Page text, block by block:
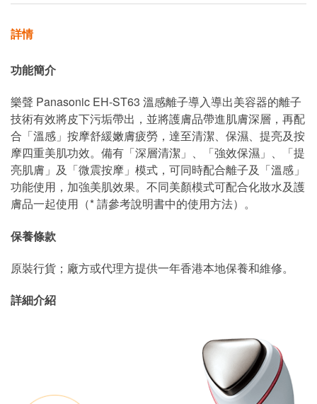
詳情
功能簡介
樂聲 Panasonic EH-ST63 溫感離子導入導出美容器的離子
技術有效將皮下污垢帶出，並將護膚品帶進肌膚深層，再配
合「溫感」按摩舒緩嫩膚疲勞，達至清潔、保濕、提亮及按
摩四重美肌功效。備有「深層清潔」、「強效保濕」、「提
亮肌膚」及「微震按摩」模式，可同時配合離子及「溫感」
功能使用，加強美肌效果。不同美顏模式可配合化妝水及護
膚品一起使用（* 請參考說明書中的使用方法）。
保養條款
原裝行貨；廠方或代理方提供一年香港本地保養和維修。
詳細介紹